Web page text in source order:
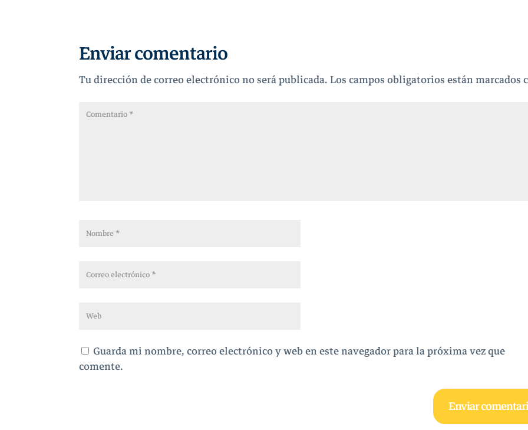
Enviar comentario
Tu dirección de correo electrónico no será publicada.Los campos obligatorios están marcados
Guarda mi nombre, correo electrónico y web en este navegador para la próxima vez que
comente.